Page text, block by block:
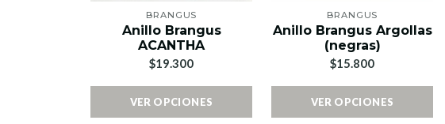
BRANGUS
Anillo Brangus
ACANTHA
$19.300
VER OPCIONES
BRANGUS
Anillo Brangus Argollas
(negras)
$15.800
VER OPCIONES